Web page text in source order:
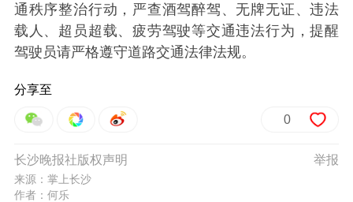
通秩序整治行动，严查酒驾醉驾、无牌无证、违法
载人、超员超载、疲劳驾驶等交通违法行为，提醒
驾驶员请严格遵守道路交通法律法规。
分享至
0
举报
长沙晚报社版权声明
来源：掌上长沙
作者：何乐